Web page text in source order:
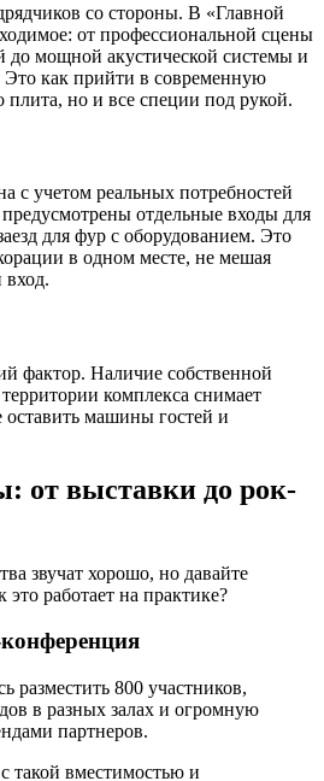
со стороны. В «Главной
от профессиональной сцены
мощной акустической системы и
Это как прийти в современную
плита, но и все специи под рукой.
с учетом реальных потребностей
отдельные входы для
для фур с оборудованием. Это
в одном месте, не мешая
вход.
фактор. Наличие собственной
комплекса снимает
оставить машины гостей и
от выставки до рок-
звучат хорошо, но давайте
работает на практике?
разместить 800 участников,
в разных залах и огромную
партнеров.
такой вместимостью и